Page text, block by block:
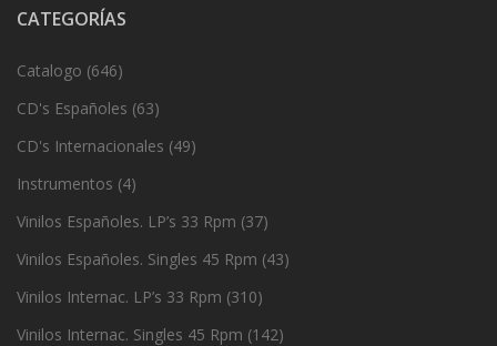
CATEGORÍAS
Catalogo (646)
CD's Españoles (63)
CD's Internacionales (49)
Instrumentos (4)
Vinilos Españoles. LP’s 33 Rpm (37)
Vinilos Españoles. Singles 45 Rpm (43)
Vinilos Internac. LP’s 33 Rpm (310)
Vinilos Internac. Singles 45 Rpm (142)